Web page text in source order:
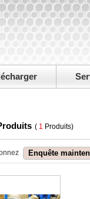
( 1 Produits)